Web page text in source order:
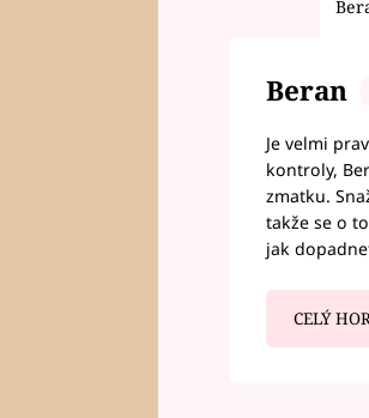
Beran
Je velmi
kontroly,
zmatku.
takže se o
jak
CELÝ